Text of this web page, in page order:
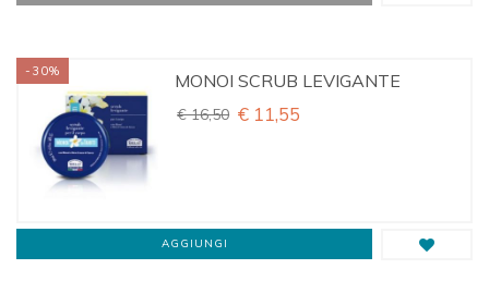
MONOI SCRUB LEVIGANTE
€ 16,50 € 11,55
-30%
AGGIUNGI